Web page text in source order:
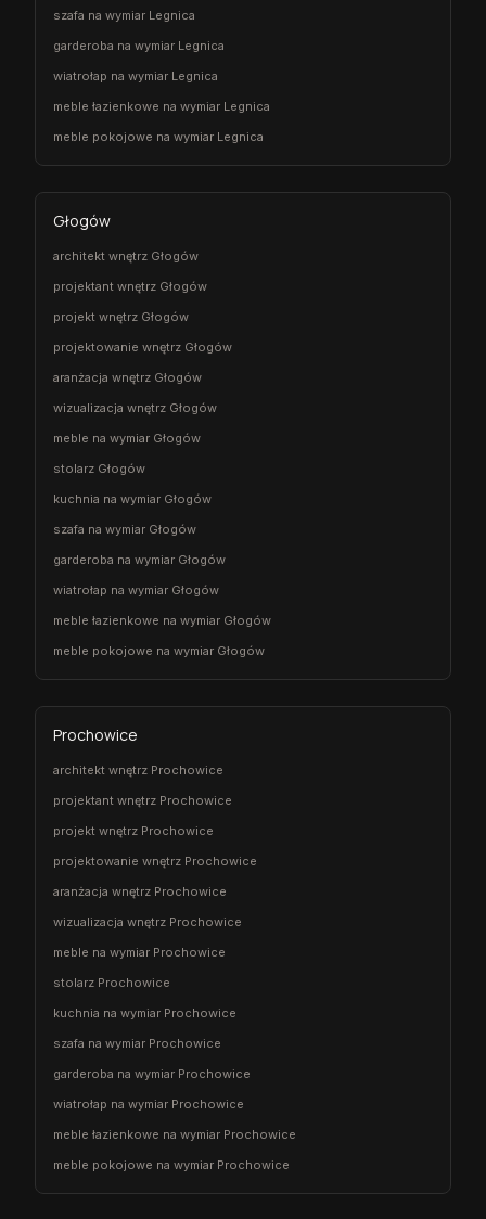
szafa na wymiar Legnica
garderoba na wymiar Legnica
wiatrołap na wymiar Legnica
meble łazienkowe na wymiar Legnica
meble pokojowe na wymiar Legnica
Głogów
architekt wnętrz Głogów
projektant wnętrz Głogów
projekt wnętrz Głogów
projektowanie wnętrz Głogów
aranżacja wnętrz Głogów
wizualizacja wnętrz Głogów
meble na wymiar Głogów
stolarz Głogów
kuchnia na wymiar Głogów
szafa na wymiar Głogów
garderoba na wymiar Głogów
wiatrołap na wymiar Głogów
meble łazienkowe na wymiar Głogów
meble pokojowe na wymiar Głogów
Prochowice
architekt wnętrz Prochowice
projektant wnętrz Prochowice
projekt wnętrz Prochowice
projektowanie wnętrz Prochowice
aranżacja wnętrz Prochowice
wizualizacja wnętrz Prochowice
meble na wymiar Prochowice
stolarz Prochowice
kuchnia na wymiar Prochowice
szafa na wymiar Prochowice
garderoba na wymiar Prochowice
wiatrołap na wymiar Prochowice
meble łazienkowe na wymiar Prochowice
meble pokojowe na wymiar Prochowice